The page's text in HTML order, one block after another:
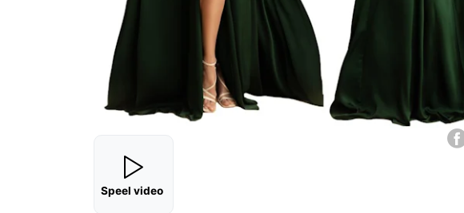
Speel video